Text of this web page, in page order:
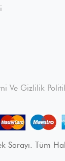
Ve Gizlilik
Tüm